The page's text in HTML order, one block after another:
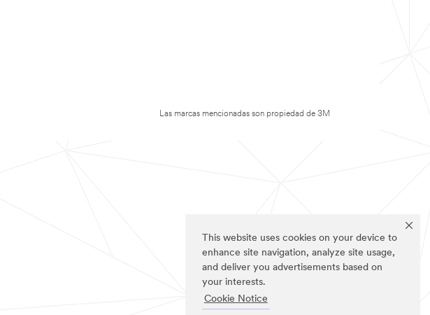
This website uses cookies on your device to
enhance site navigation, analyze site usage,
and deliver you advertisements based on
your interests.
Cookie Notice
Las marcas mencionadas son propiedad de 3M